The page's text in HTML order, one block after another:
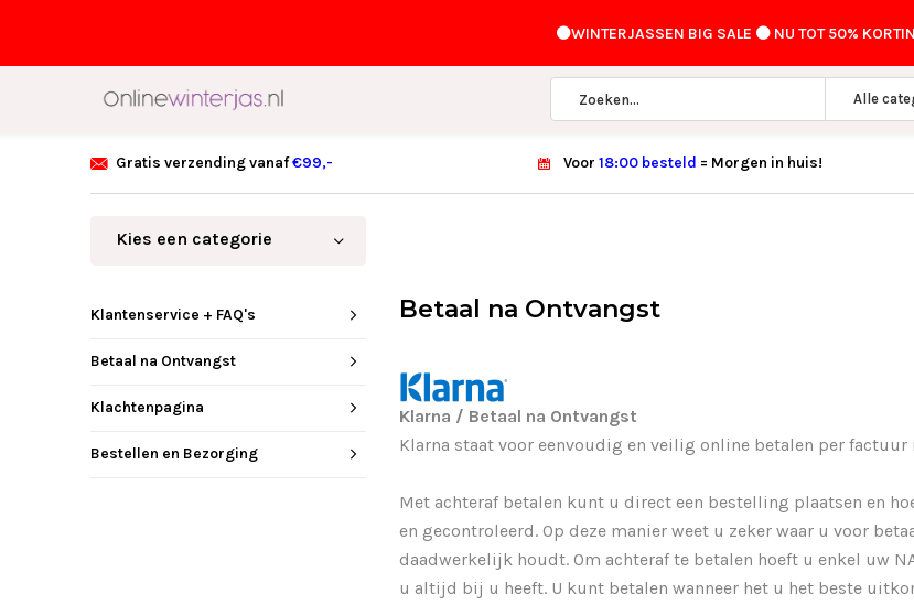
Alle
⚫️WINTERJASSEN BIG SALE ⚫️ NU TOT 50%
Gratis verzending vanaf€99,- Voor 18:00 besteld = Morgen in huis!
Kies een categorie
Betaal na Ontvangst
Klarna / Betaal na Ontvangst
Klarna staat voor eenvoudig en veilig online betalen per
Met achteraf betalen kunt u direct een bestelling plaatsen en
en gecontroleerd. Op deze manier weet u zeker waar u voor
daadwerkelijk houdt. Om achteraf te betalen hoeft u enkel uw
u altijd bij u heeft. U kunt betalen wanneer het u het beste
Klantenservice + FAQ's
Betaal na Ontvangst
Klachtenpagina
Bestellen en Bezorging